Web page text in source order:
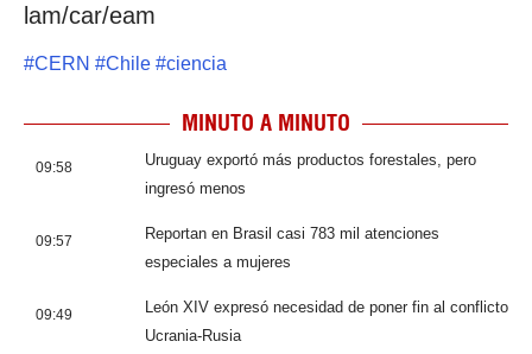
lam/car/eam
#CERN #Chile #ciencia
MINUTO A MINUTO
09:58
Uruguay exportó más productos forestales, pero
ingresó menos
09:57
Reportan en Brasil casi 783 mil atenciones
especiales a mujeres
09:49
León XIV expresó necesidad de poner fin al conflicto
Ucrania-Rusia